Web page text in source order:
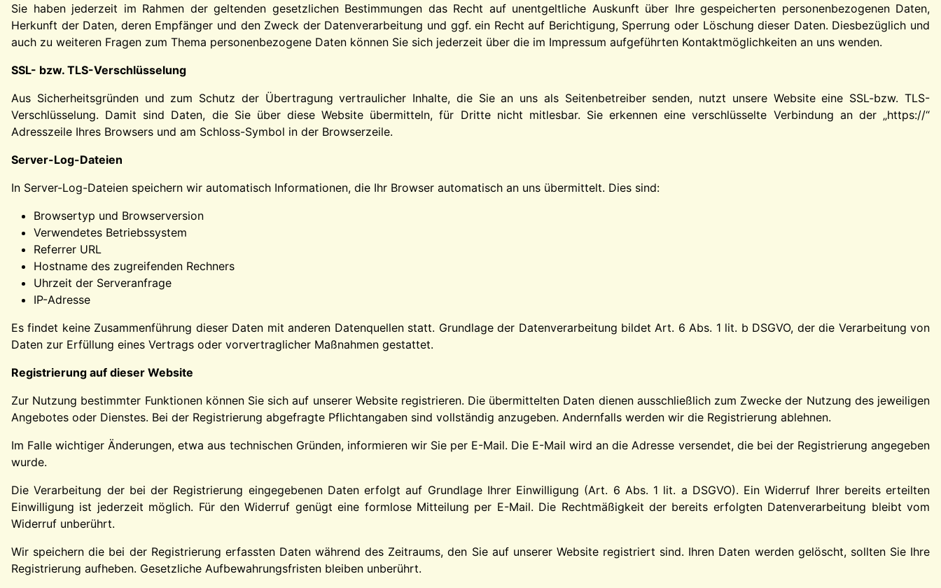
Sie haben jederzeit im Rahmen der geltenden gesetzlichen Bestimmungen das Recht auf unentgeltliche Auskunft über Ihre gespeicherten personenbezogenen Daten,
Herkunft der Daten, deren Empfänger und den Zweck der Datenverarbeitung und ggf. ein Recht auf Berichtigung, Sperrung oder Löschung dieser Daten. Diesbezüglich und
auch zu weiteren Fragen zum Thema personenbezogene Daten können Sie sich jederzeit über die im Impressum aufgeführten Kontaktmöglichkeiten an uns wenden.
SSL- bzw. TLS-Verschlüsselung
Aus Sicherheitsgründen und zum Schutz der Übertragung vertraulicher Inhalte, die Sie an uns als Seitenbetreiber senden, nutzt unsere Website eine SSL-bzw. TLS-
Verschlüsselung. Damit sind Daten, die Sie über diese Website übermitteln, für Dritte nicht mitlesbar. Sie erkennen eine verschlüsselte Verbindung an der „https://“
Adresszeile Ihres Browsers und am Schloss-Symbol in der Browserzeile.
Server-Log-Dateien
In Server-Log-Dateien speichern wir automatisch Informationen, die Ihr Browser automatisch an uns übermittelt. Dies sind:
Browsertyp und Browserversion
Verwendetes Betriebssystem
Referrer URL
Hostname des zugreifenden Rechners
Uhrzeit der Serveranfrage
IP-Adresse
Es findet keine Zusammenführung dieser Daten mit anderen Datenquellen statt. Grundlage der Datenverarbeitung bildet Art. 6 Abs. 1 lit. b DSGVO, der die Verarbeitung von
Daten zur Erfüllung eines Vertrags oder vorvertraglicher Maßnahmen gestattet.
Registrierung auf dieser Website
Zur Nutzung bestimmter Funktionen können Sie sich auf unserer Website registrieren. Die übermittelten Daten dienen ausschließlich zum Zwecke der Nutzung des jeweiligen
Angebotes oder Dienstes. Bei der Registrierung abgefragte Pflichtangaben sind vollständig anzugeben. Andernfalls werden wir die Registrierung ablehnen.
Im Falle wichtiger Änderungen, etwa aus technischen Gründen, informieren wir Sie per E-Mail. Die E-Mail wird an die Adresse versendet, die bei der Registrierung angegeben
wurde.
Die Verarbeitung der bei der Registrierung eingegebenen Daten erfolgt auf Grundlage Ihrer Einwilligung (Art. 6 Abs. 1 lit. a DSGVO). Ein Widerruf Ihrer bereits erteilten
Einwilligung ist jederzeit möglich. Für den Widerruf genügt eine formlose Mitteilung per E-Mail. Die Rechtmäßigkeit der bereits erfolgten Datenverarbeitung bleibt vom
Widerruf unberührt.
Wir speichern die bei der Registrierung erfassten Daten während des Zeitraums, den Sie auf unserer Website registriert sind. Ihren Daten werden gelöscht, sollten Sie Ihre
Registrierung aufheben. Gesetzliche Aufbewahrungsfristen bleiben unberührt.